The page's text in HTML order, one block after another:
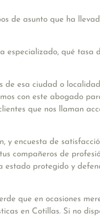
de asunto que ha
especializado, qué tasa
de esa ciudad o
con este abogado
que nos llaman
y encuesta de
compañeros de
estado protegido y
que en ocasiones
en Cotillas. Si no